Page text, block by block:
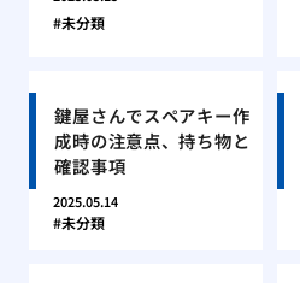
未分類
鍵屋さんでスペアキー作
成時の注意点、持ち物と
確認事項
2025.05.14
未分類